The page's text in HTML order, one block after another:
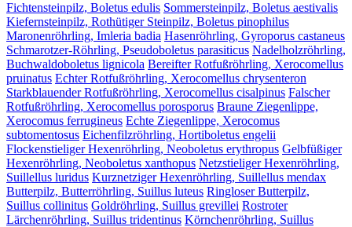
Fichtensteinpilz, Boletus edulis Sommersteinpilz, Boletus aestivalis
Kiefernsteinpilz, Rothütiger Steinpilz, Boletus pinophilus
Maronenröhrling, Imleria badia Hasenröhrling, Gyroporus castaneus
Schmarotzer-Röhrling, Pseudoboletus parasiticus Nadelholzröhrling,
Buchwaldoboletus lignicola Bereifter Rotfußröhrling, Xerocomellus
pruinatus Echter Rotfußröhrling, Xerocomellus chrysenteron
Starkblauender Rotfußröhrling, Xerocomellus cisalpinus Falscher
Rotfußröhrling, Xerocomellus porosporus Braune Ziegenlippe,
Xerocomus ferrugineus Echte Ziegenlippe, Xerocomus
subtomentosus Eichenfilzröhrling, Hortiboletus engelii
Flockenstieliger Hexenröhrling, Neoboletus erythropus Gelbfüßiger
Hexenröhrling, Neoboletus xanthopus Netzstieliger Hexenröhrling,
Suillellus luridus Kurznetziger Hexenröhrling, Suillellus mendax
Butterpilz, Butterröhrling, Suillus luteus Ringloser Butterpilz,
Suillus collinitus Goldröhrling, Suillus grevillei Rostroter
Lärchenröhrling, Suillus tridentinus Körnchenröhrling, Suillus